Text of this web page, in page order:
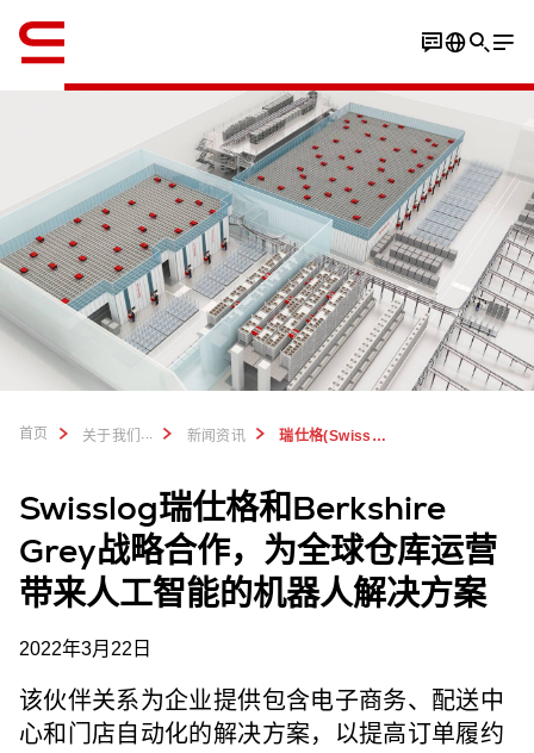
首页 关于我们 新闻资讯 瑞仕格(Swisslog)和Berkshire Grey合作，为全球仓库运营带来人工智能的机器人解决方案
Swisslog瑞仕格和Berkshire
Grey战略合作，为全球仓库运营
带来人工智能的机器人解决方案
2022年3月22日
该伙伴关系为企业提供包含电子商务、配送中
心和门店自动化的解决方案，以提高订单履约